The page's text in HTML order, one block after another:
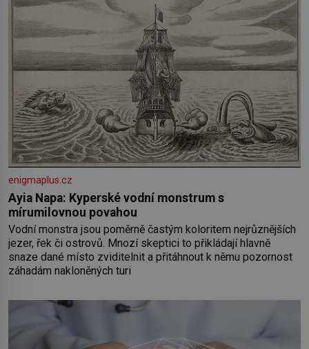
enigmaplus.cz
Ayia Napa: Kyperské vodní monstrum s
mírumilovnou povahou
Vodní monstra jsou poměrně častým koloritem nejrůznějších
jezer, řek či ostrovů. Mnozí skeptici to přikládají hlavně
snaze dané místo zviditelnit a přitáhnout k němu pozornost
záhadám nakloněných turi